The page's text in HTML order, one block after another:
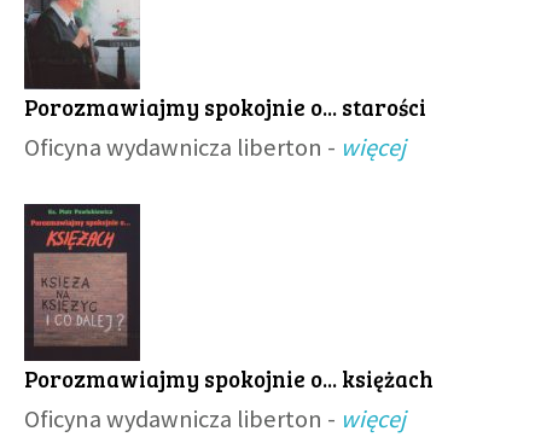
Porozmawiajmy spokojnie o... starości
Oficyna wydawnicza liberton - więcej
Porozmawiajmy spokojnie o... księżach
Oficyna wydawnicza liberton - więcej